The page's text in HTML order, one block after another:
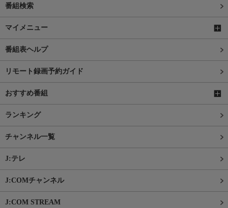
番組検索
マイメニュー
番組表ヘルプ
リモート録画予約ガイド
おすすめ番組
ランキング
チャンネル一覧
J:テレ
J:COMチャンネル
J:COM STREAM